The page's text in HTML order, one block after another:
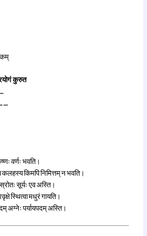
कुरुत
वर्णः भवति।
किमपि निमित्तम् न भवति।
सूर्यः एव अस्ति।
स्थित्वा मधुरं गायति।
अग्नेः पर्यायपदम् अस्ति।